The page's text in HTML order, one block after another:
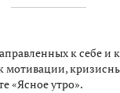
к себе
мотивации,
«Ясное утро».